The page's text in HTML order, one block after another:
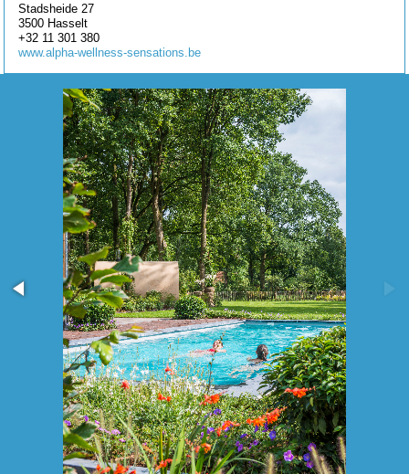
Stadsheide 27
3500 Hasselt
+32 11 301 380
www.alpha-wellness-sensations.be